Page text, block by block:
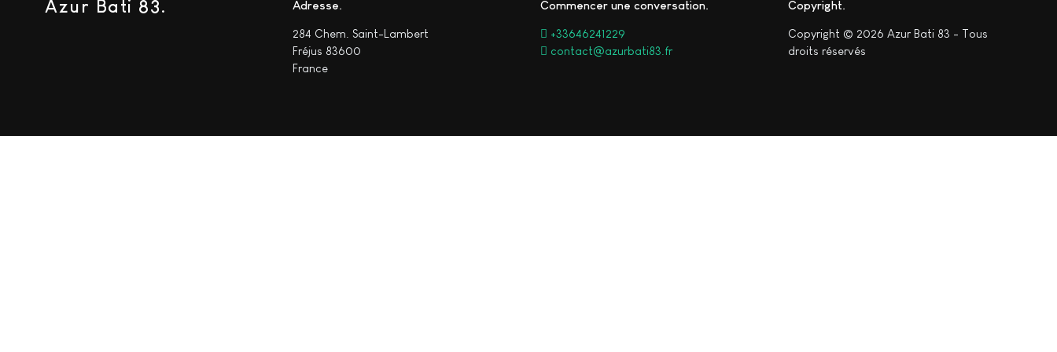
Azur Bati 83. Adresse
284 Chem. Saint-Lambert
Fréjus 83600
France
Commencer une conversation
+33646241229
contact@azurbati83.fr
Copyright
Copyright © 2026 Azur Bati 83 - Tous
droits réservés